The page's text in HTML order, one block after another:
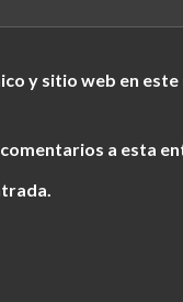
y sitio web en
a esta